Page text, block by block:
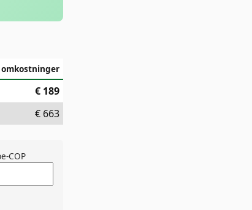
€ 189
€ 663
COP